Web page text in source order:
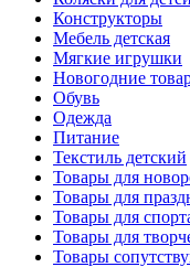
Конструкторы
Мебель детская
Мягкие игрушки
Новогодние
Обувь
Одежда
Питание
Текстиль детский
Товары для
Товары для
Товары для
Товары для
Товары